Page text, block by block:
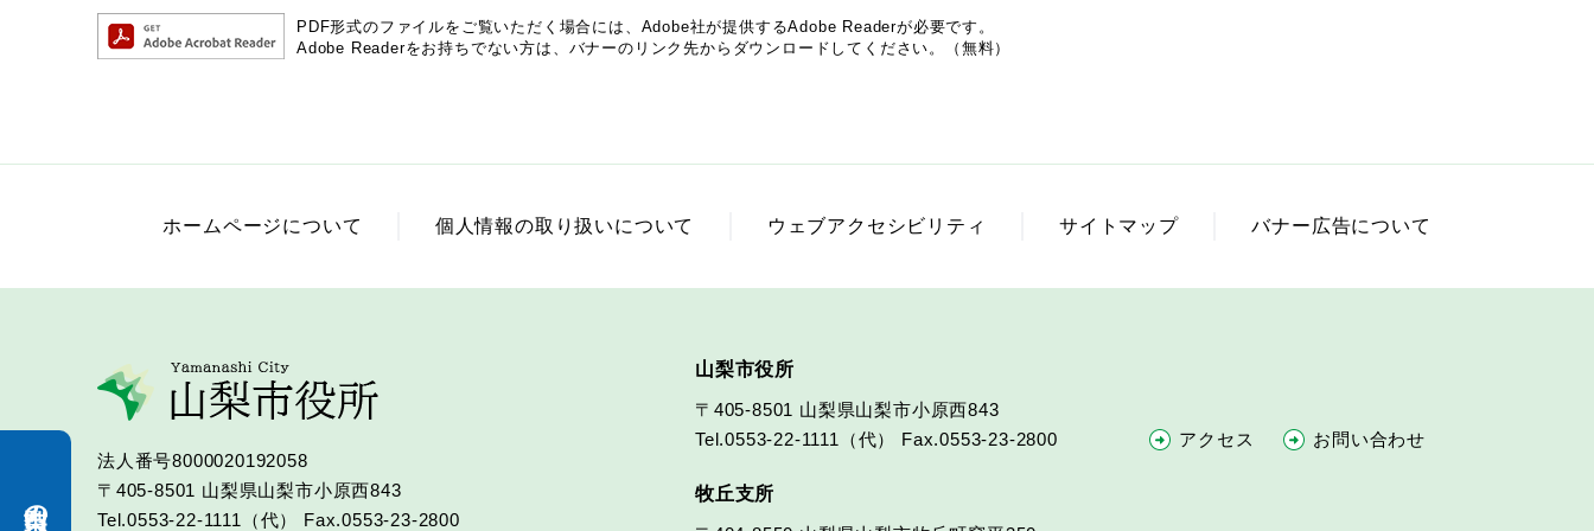
PDF形式のファイルをご覧いただく場合には、Adobe社が提供するAdobe Readerが必要です。
Adobe Readerをお持ちでない方は、バナーのリンク先からダウンロードしてください。（無料）
ホームページについて 個人情報の取り扱いについて ウェブアクセシビリティ サイトマップ バナー広告について
法人番号8000020192058
〒405-8501 山梨県山梨市小原西843
Tel.0553-22-1111（代）
Fax.0553-23-2800
山梨市役所
〒405-8501 山梨県山梨市小原西843
Tel.0553-22-1111（代）
Fax.0553-23-2800 アクセス お問い合わせ
牧丘支所